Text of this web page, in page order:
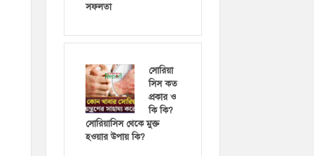
সফলতা
সোরিয়া
সিস কত
প্রকার ও
কি কি?
সোরিয়াসিস থেকে মুক্ত
হওয়ার উপায় কি?